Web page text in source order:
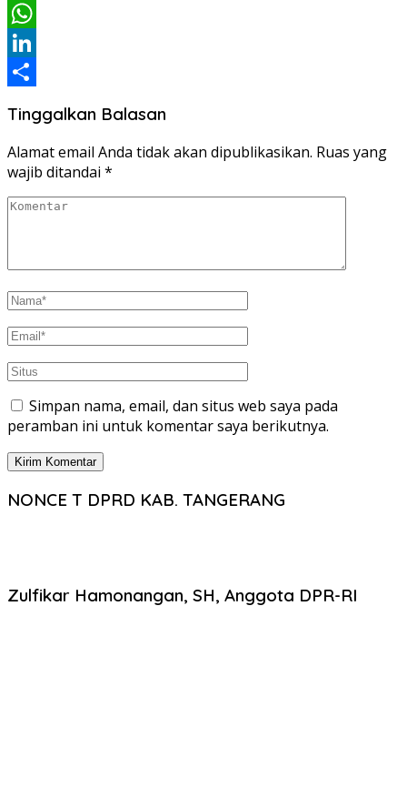
Email
WhatsApp
LinkedIn
Tinggalkan Balasan
Alamat email Anda tidak akan dipublikasikan. Ruas yang
wajib ditandai *
Simpan nama, email, dan situs web saya pada
peramban ini untuk komentar saya berikutnya.
NONCE T DPRD KAB. TANGERANG
Zulfikar Hamonangan, SH, Anggota DPR-RI